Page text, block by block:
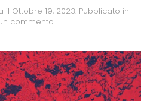
il Ottobre 19, 2023. Pubblicato in
commento